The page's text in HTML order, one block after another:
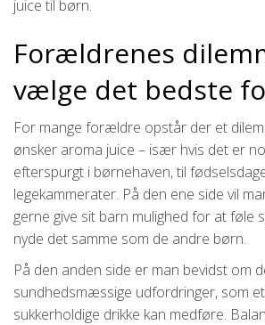
juice til børn.
Forældrenes
vælge det bedste
For mange forældre opstår der et
ønsker aroma juice – især hvis det er
efterspurgt i børnehaven, til
legekammerater. På den ene side vil
gerne give sit barn mulighed for at føle
nyde det samme som de andre børn.
På den anden side er man bevidst om
sundhedsmæssige udfordringer, som
sukkerholdige drikke kan medføre.